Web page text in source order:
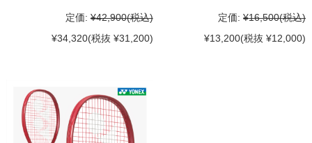
定価: ¥42,900(税込)
¥34,320(税抜 ¥31,200)
定価: ¥16,500(税込)
¥13,200(税抜 ¥12,000)